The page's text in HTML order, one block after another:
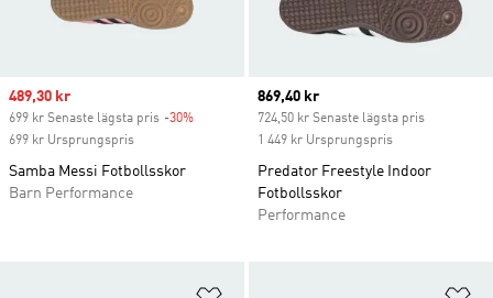
Sale price
489,30 kr
699 kr Senaste lägsta pris -30%
699 kr Ursprungspris
Samba Messi Fotbollsskor
Barn Performance
Current price
869,40 kr
724,50 kr Senaste lägsta pris
1 449 kr Ursprungspris
Predator Freestyle Indoor
Fotbollsskor
Performance